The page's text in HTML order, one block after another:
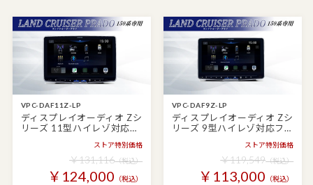
VPC-DAF11Z-LP
ディスプレイオーディオ Zシ
リーズ 11型ハイレゾ対応…
ストア特別価格
￥131,116（税込）
￥124,000 （税込）
VPC-DAF9Z-LP
ディスプレイオーディオ Zシ
リーズ 9型ハイレゾ対応フ…
ストア特別価格
￥119,549（税込）
￥113,000 （税込）